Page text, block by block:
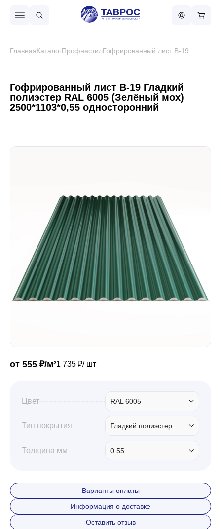
Металлочерепица
Сваи винтовые
Забор
Кровля
Профили для гипсокартона
ГлавнаяКаталогПрофнастилГофрированный лист В-19
Гофрированный лист В-19 Гладкий
полиэстер RAL 6005 (Зелёный мох)
2500*1103*0,55 односторонний
от 555 ₽/м²1 735 ₽/ шт
Цвет RAL 6005
Тип покрытия Гладкий полиэстер
Толщина мм 0.55
Варианты оплаты
Информация о доставке
Оставить отзыв